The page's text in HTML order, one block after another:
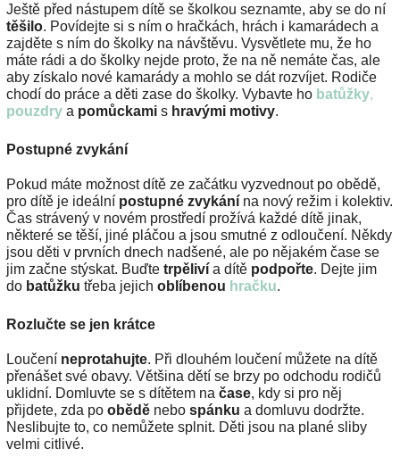
Ještě před nástupem dítě se školkou seznamte, aby se do ní
těšilo. Povídejte si s ním o hračkách, hrách i kamarádech a
zajděte s ním do školky na návštěvu. Vysvětlete mu, že ho
máte rádi a do školky nejde proto, že na ně nemáte čas, ale
aby získalo nové kamarády a mohlo se dát rozvíjet. Rodiče
chodí do práce a děti zase do školky. Vybavte ho batůžky,
pouzdry a pomůckami s hravými motivy.
Postupné zvykání
Pokud máte možnost dítě ze začátku vyzvednout po obědě,
pro dítě je ideální postupné zvykání na nový režim i kolektiv.
Čas strávený v novém prostředí prožívá každé dítě jinak,
některé se těší, jiné pláčou a jsou smutné z odloučení. Někdy
jsou děti v prvních dnech nadšené, ale po nějakém čase se
jim začne stýskat. Buďte trpěliví a dítě podpořte. Dejte jim
do batůžku třeba jejich oblíbenou hračku.
Rozlučte se jen krátce
Loučení neprotahujte. Při dlouhém loučení můžete na dítě
přenášet své obavy. Většina dětí se brzy po odchodu rodičů
uklidní. Domluvte se s dítětem na čase, kdy si pro něj
přijdete, zda po obědě nebo spánku a domluvu dodržte.
Neslibujte to, co nemůžete splnit. Děti jsou na plané sliby
velmi citlivé.